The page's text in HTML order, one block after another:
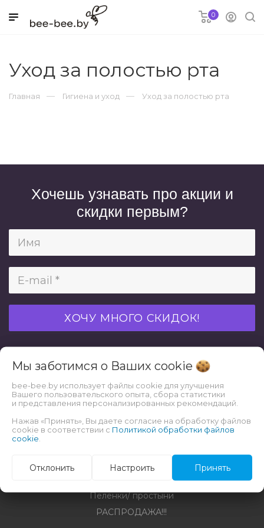
0
Уход за полостью рта
Главная Гигиена и уход Уход за полостью рта
Хочешь узнавать про акции и
скидки первым?
Каталог
Бытовая химия
Подгузники/ трусики для детей
Хозяйственные товары
Пеленки/ простыни
РАСПРОДАЖА!!!
Мы заботимся о Ваших cookie
bee-bee.by использует файлы cookie для улучшения
Вашего пользовательского опыта, сбора статистики
и представления персонализированных рекомендаций.
Нажав «Принять», Вы даете согласие на обработку файлов
cookie в соответствии с Политикой обработки файлов
cookie
Отклонить Настроить Принять